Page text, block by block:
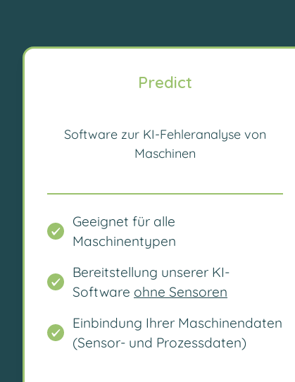
Predict
Software zur KI-Fehleranalyse von
Maschinen
Geeignet für alle
Maschinentypen
Bereitstellung unserer KI-
Software ohne Sensoren
Einbindung Ihrer Maschinendaten
(Sensor- und Prozessdaten)